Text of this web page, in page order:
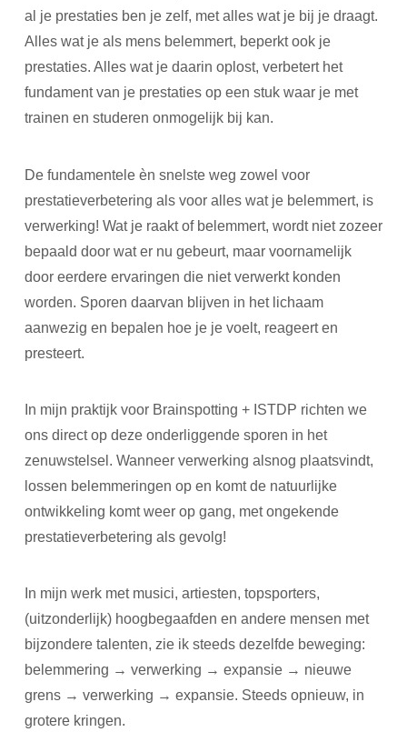
al je prestaties ben je zelf, met alles wat je bij je draagt.
Alles wat je als mens belemmert, beperkt ook je
prestaties. Alles wat je daarin oplost, verbetert het
fundament van je prestaties op een stuk waar je met
trainen en studeren onmogelijk bij kan.
De fundamentele èn snelste weg zowel voor
prestatieverbetering als voor alles wat je belemmert, is
verwerking! Wat je raakt of belemmert, wordt niet zozeer
bepaald door wat er nu gebeurt, maar voornamelijk
door eerdere ervaringen die niet verwerkt konden
worden. Sporen daarvan blijven in het lichaam
aanwezig en bepalen hoe je je voelt, reageert en
presteert.
In mijn praktijk voor Brainspotting + ISTDP richten we
ons direct op deze onderliggende sporen in het
zenuwstelsel. Wanneer verwerking alsnog plaatsvindt,
lossen belemmeringen op en komt de natuurlijke
ontwikkeling komt weer op gang, met ongekende
prestatieverbetering als gevolg!
In mijn werk met musici, artiesten, topsporters,
(uitzonderlijk) hoogbegaafden en andere mensen met
bijzondere talenten, zie ik steeds dezelfde beweging:
belemmering → verwerking → expansie → nieuwe
grens → verwerking → expansie. Steeds opnieuw, in
grotere kringen.